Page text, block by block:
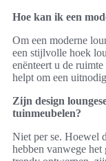
Hoe kan ik een
Om een moderne
een stijlvolle hoek
enënteert u de
helpt om een
Zijn design
tuinmeubelen?
Niet per se. Hoewel
hebben vanwege